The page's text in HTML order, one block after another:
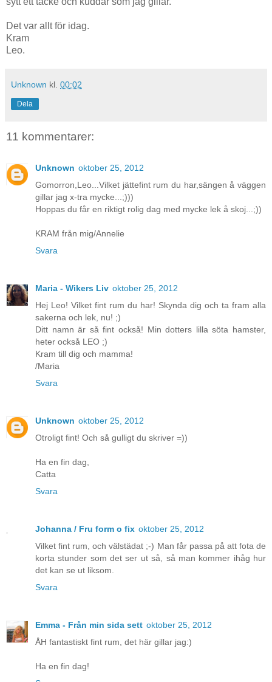
Det var allt för idag.
Kram
Leo.
Unknown kl. 00:02
Dela
11 kommentarer:
Unknown oktober 25, 2012
Gomorron,Leo...Vilket jättefint rum du har,sängen å väggen
gillar jag x-tra mycke...;)))
Hoppas du får en riktigt rolig dag med mycke lek å skoj...;))
KRAM från mig/Annelie
Svara
Maria - Wikers Liv oktober 25, 2012
Hej Leo! Vilket fint rum du har! Skynda dig och ta fram alla
sakerna och lek, nu! ;)
Ditt namn är så fint också! Min dotters lilla söta hamster,
heter också LEO ;)
Kram till dig och mamma!
/Maria
Svara
Unknown oktober 25, 2012
Otroligt fint! Och så gulligt du skriver =))
Ha en fin dag,
Catta
Svara
Johanna / Fru form o fix oktober 25, 2012
Vilket fint rum, och välstädat ;-) Man får passa på att fota de
korta stunder som det ser ut så, så man kommer ihåg hur
det kan se ut liksom.
Svara
Emma - Från min sida sett oktober 25, 2012
ÅH fantastiskt fint rum, det här gillar jag:)
Ha en fin dag!